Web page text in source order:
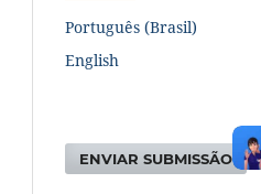
Português (Brasil)
English
ENVIAR SUBMISSÃO